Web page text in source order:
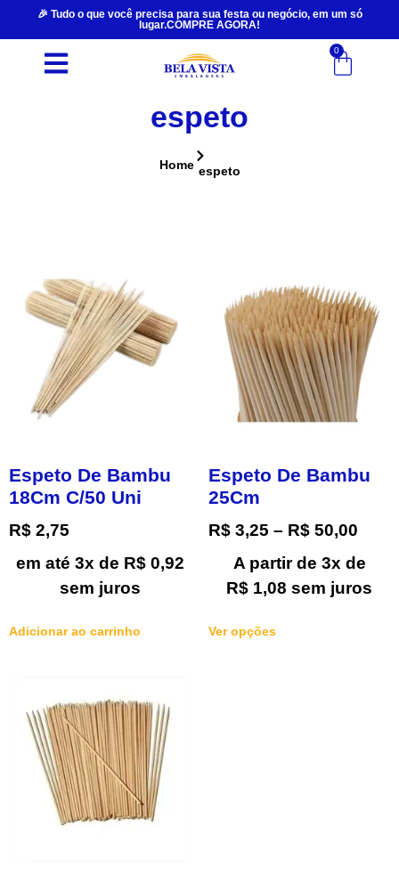
🎉 Tudo o que você precisa para sua festa ou negócio, em um só
lugar.COMPRE AGORA!
0
espeto
Home espeto
Espeto De Bambu
18Cm C/50 Uni
R$ 2,75
em até 3x de R$0,92
sem juros
Adicionar ao carrinho
Espeto De Bambu
25Cm
R$ 3,25 – R$ 50,00
A partir de 3x de
R$ 1,08 sem juros
Ver opções